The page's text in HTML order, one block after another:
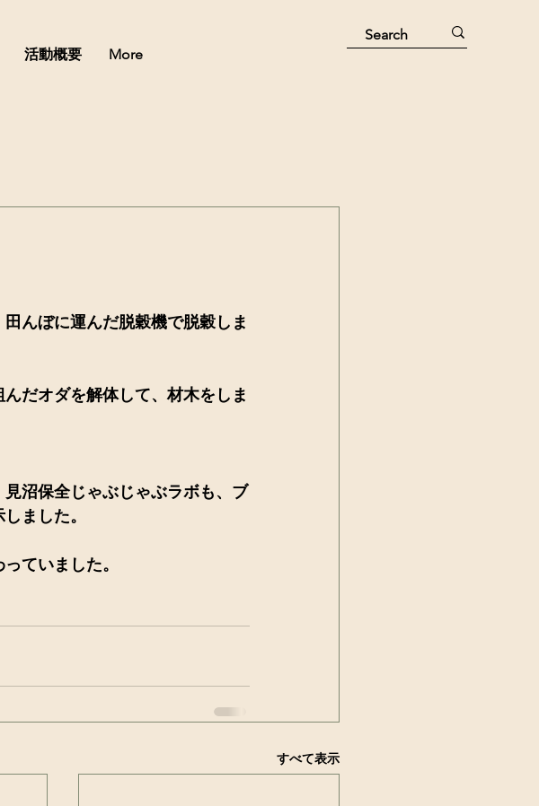
活動概要 More
んぼに運んだ脱穀機で脱穀しま
だオダを解体して、材木をしま
沼保全じゃぶじゃぶラボも、ブ
ました。
ていました。
すべて表示